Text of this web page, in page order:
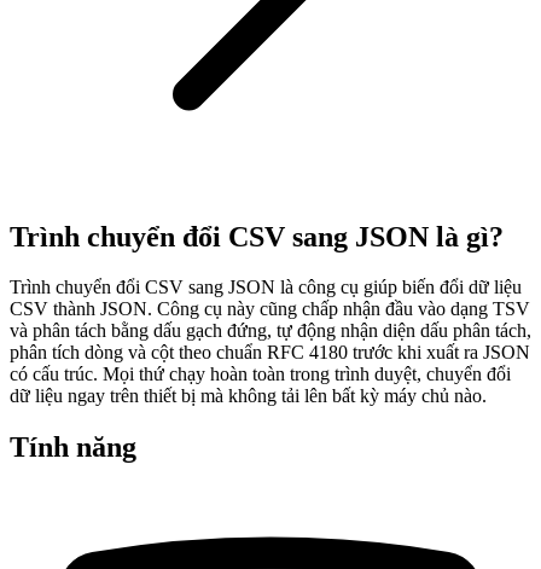
Trình chuyển đổi CSV sang JSON là gì?
Trình chuyển đổi CSV sang JSON là công cụ giúp biến đổi dữ liệu
CSV thành JSON. Công cụ này cũng chấp nhận đầu vào dạng TSV
và phân tách bằng dấu gạch đứng, tự động nhận diện dấu phân tách,
phân tích dòng và cột theo chuẩn RFC 4180 trước khi xuất ra JSON
có cấu trúc. Mọi thứ chạy hoàn toàn trong trình duyệt, chuyển đổi
dữ liệu ngay trên thiết bị mà không tải lên bất kỳ máy chủ nào.
Tính năng